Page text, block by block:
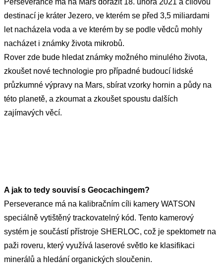
Perseverance má na Mars dorazit 18. února 2021 a cílovou
destinací je kráter Jezero, ve kterém se před 3,5 miliardami
let nacházela voda a ve kterém by se podle vědců mohly
nacházet i známky života mikrobů.
Rover zde bude hledat známky možného minulého života,
zkoušet nové technologie pro případné budoucí lidské
průzkumné výpravy na Mars, sbírat vzorky hornin a půdy na
této planetě, a zkoumat a zkoušet spoustu dalších
zajímavých věcí.
A jak to tedy souvisí s Geocachingem?
Perseverance má na kalibračním cíli kamery WATSON
speciálně vytištěný trackovatelný kód. Tento kamerový
systém je součástí přístroje SHERLOC, což je spektometr na
paži roveru, který využívá laserové světlo ke klasifikaci
minerálů a hledání organických sloučenin.